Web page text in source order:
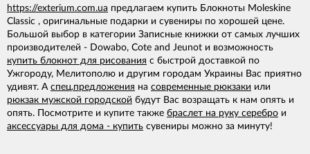
https://exterium.com.ua предлагаем купить Блокноты Moleskine
Classic , оригинальные подарки и сувениры по хорошей цене.
Большой выбор в категории Записные книжки от самых лучших
производителей - Dowabo, Cote and Jeunot и возможность
купить блокнот для рисования с быстрой доставкой по
Ужгороду, Мелитополю и другим городам Украины Вас приятно
удивят. А спец.предложения на современные рюкзаки или
рюкзак мужской городской будут Вас возращать к нам опять и
опять. Посмотрите и купите также браслет на руку серебро и
аксессуары для дома - купить сувениры можно за минуту!